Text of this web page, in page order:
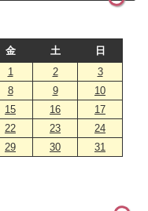
金 土
日
1
2
3
8 9
10
15 16
17
22 23
24
29 30 31